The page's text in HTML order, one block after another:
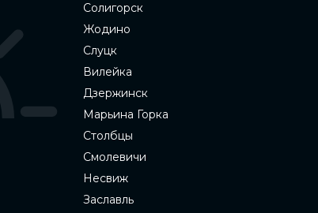
Солигорск
Жодино
Слуцк
Вилейка
Дзержинск
Марьина Горка
Столбцы
Смолевичи
Несвиж
Заславль